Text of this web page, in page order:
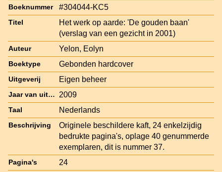
Boeknummer #304044-KC5
Titel
Het werk op aarde: 'De gouden baan'
(verslag van een gezicht in 2001)
Auteur Yelon, Eolyn
Boektype Gebonden hardcover
Uitgeverij Eigen beheer
Jaar van uitgave 2009
Taal Nederlands
Beschrijving
Originele beschildere kaft, 24 enkelzijdig
bedrukte pagina's, oplage 40 genummerde
exemplaren, dit is nummer 37.
Pagina's 24